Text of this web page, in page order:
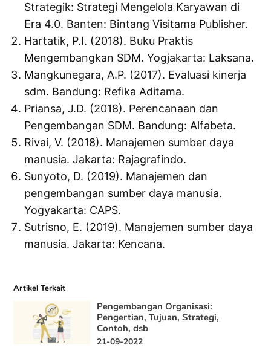
Strategik: Strategi Mengelola Karyawan di
Era 4.0. Banten: Bintang Visitama Publisher.
Hartatik, P.I. (2018). Buku Praktis
Mengembangkan SDM. Yogjakarta: Laksana.
Mangkunegara, A.P. (2017). Evaluasi kinerja
sdm. Bandung: Refika Aditama.
Priansa, J.D. (2018). Perencanaan dan
Pengembangan SDM. Bandung: Alfabeta.
Rivai, V. (2018). Manajemen sumber daya
manusia. Jakarta: Rajagrafindo.
Sunyoto, D. (2019). Manajemen dan
pengembangan sumber daya manusia.
Yogyakarta: CAPS.
Sutrisno, E. (2019). Manajemen sumber daya
manusia. Jakarta: Kencana.
Artikel Terkait
Pengembangan Organisasi:
Pengertian, Tujuan, Strategi,
Contoh, dsb
21-09-2022